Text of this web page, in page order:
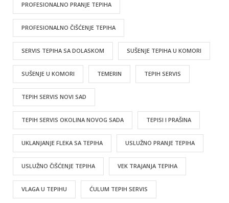
PROFESIONALNO PRANJE TEPIHA
PROFESIONALNO ČIŠĆENJE TEPIHA
SERVIS TEPIHA SA DOLASKOM SUŠENJE TEPIHA U KOMORI
SUŠENJE U KOMORI TEMERIN TEPIH SERVIS
TEPIH SERVIS NOVI SAD
TEPIH SERVIS OKOLINA NOVOG SADA TEPISI I PRAŠINA
UKLANJANJE FLEKA SA TEPIHA USLUŽNO PRANJE TEPIHA
USLUŽNO ČIŠĆENJE TEPIHA VEK TRAJANJA TEPIHA
VLAGA U TEPIHU ĆULUM TEPIH SERVIS